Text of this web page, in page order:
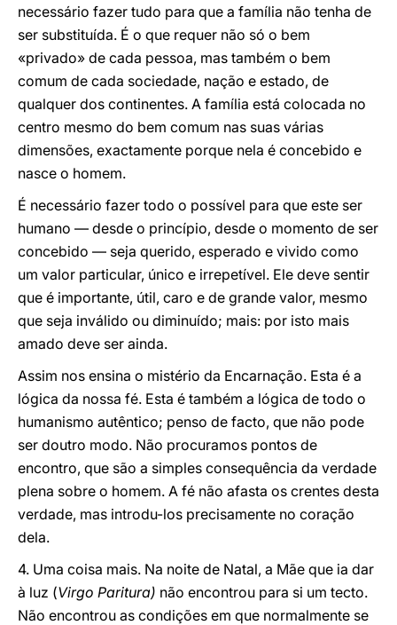
necessário fazer tudo para que a família não tenha de
ser substituída. É o que requer não só o bem
«privado» de cada pessoa, mas também o bem
comum de cada sociedade, nação e estado, de
qualquer dos continentes. A família está colocada no
centro mesmo do bem comum nas suas várias
dimensões, exactamente porque nela é concebido e
nasce o homem.
É necessário fazer todo o possível para que este ser
humano — desde o princípio, desde o momento de ser
concebido — seja querido, esperado e vivido como
um valor particular, único e irrepetível. Ele deve sentir
que é importante, útil, caro e de grande valor, mesmo
que seja inválido ou diminuído; mais: por isto mais
amado deve ser ainda.
Assim nos ensina o mistério da Encarnação. Esta é a
lógica da nossa fé. Esta é também a lógica de todo o
humanismo autêntico; penso de facto, que não pode
ser doutro modo. Não procuramos pontos de
encontro, que são a simples consequência da verdade
plena sobre o homem. A fé não afasta os crentes desta
verdade, mas introdu-los precisamente no coração
dela.
4. Uma coisa mais. Na noite de Natal, a Mãe que ia dar
à luz (Virgo Paritura) não encontrou para si um tecto.
Não encontrou as condições em que normalmente se